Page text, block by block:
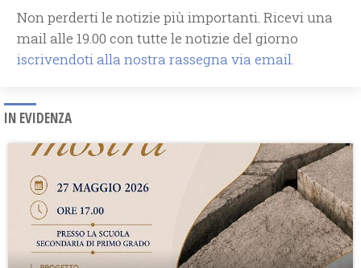
Non perderti le notizie più importanti. Ricevi una
mail alle 19.00 con tutte le notizie del giorno
iscrivendoti alla nostra rassegna via email.
IN EVIDENZA